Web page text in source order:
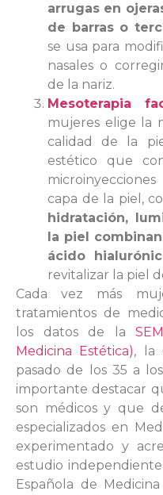
arrugas en
de barras o
se usa para
nasales o
de la nariz.
Mesoterapia
mujeres elige la
calidad de la
estético que
capa de la piel,
hidratación,
la piel
ácido
revitalizar la piel
Cada vez más
tratamientos de
los datos de la
Medicina Estética), la
pasado de los 35 a
importante destacar
son médicos y que
especializados en
experimentado y
estudio
Española de